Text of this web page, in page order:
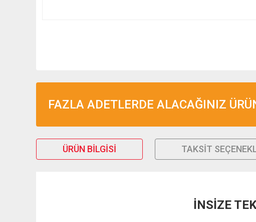
FAZLA ADETLERDE ALACAĞINIZ
ÜRÜN BILGISI TAKSIT
İNSİZE